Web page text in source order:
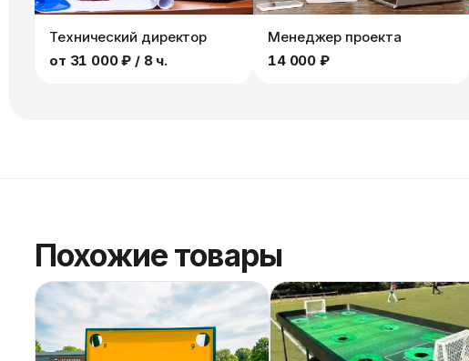
Технический директор
от 31 000 ₽ / 8 ч.
Менеджер проекта
14 000 ₽
Похожие товары